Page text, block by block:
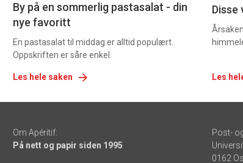
By på en sommerlig pastasalat - din
nye favoritt
En pastasalat til middag er alltid populært.
Oppskriften er såre enkel.
Les hele saken
Disse
Les
Om Apéritif:
På nett og papir siden 1995
Post-
0162